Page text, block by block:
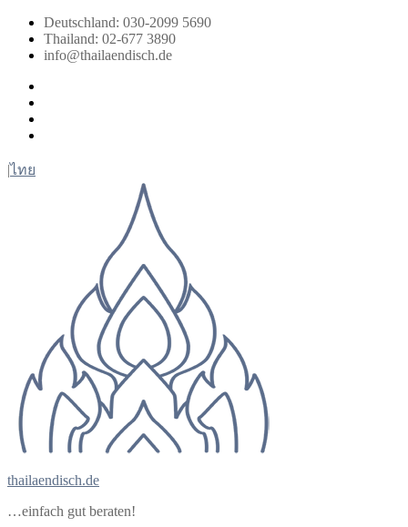
Zum
Inhalt
springen
Deutschland: 030-2099 5690
Thailand: 02-677 3890
info@thailaendisch.de
|ไทย
thailaendisch.de
…einfach gut beraten!